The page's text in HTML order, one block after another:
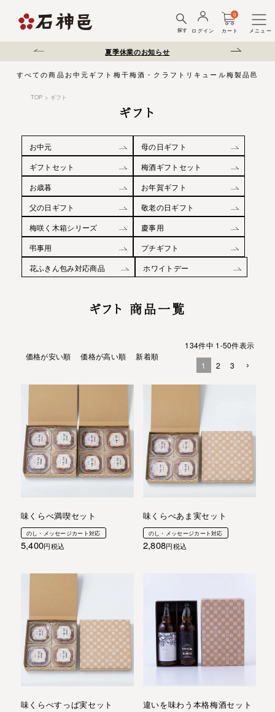
探す ログイン カート
0
メニュー
延について 夏季休業のお知らせ 弊社を装った偽
すべての商品 お中元 ギフト 梅干梅酒・クラフトリキュール梅製品邑じ
TOP ギフト
ギフト
お中元
母の日ギフト
ギフトセット
梅酒ギフトセット
お歳暮
お年賀ギフト
父の日ギフト
敬老の日ギフト
梅咲く木箱シリーズ
慶事用
弔事用
プチギフト
花ふきん包み対応商品
ホワイトデー
ギフト 商品一覧
価格が安い順 価格が高い順 新着順
134件中 1-50件表示
1
2 3
味くらべ満喫セット
のし・メッセージカート対応
5,400 税込
味くらべあま実セット
のし・メッセージカート対応
2,808 税込
味くらべすっぱ実セット
違いを味わう本格梅酒セット